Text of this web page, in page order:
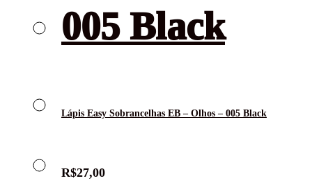
Lápis Easy Sobrancelhas EB – Olhos – 005 Black
R$27,00